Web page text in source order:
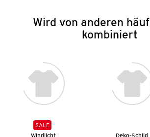
Wird von anderen
kombiniert
SALE
Windlicht
Deko-Schild